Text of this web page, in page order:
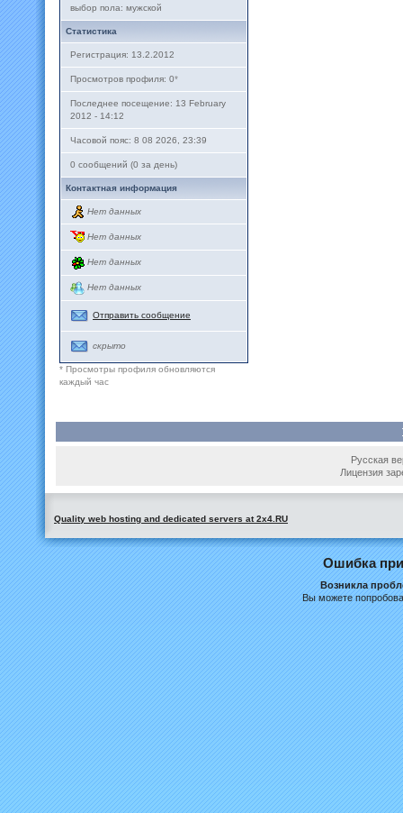
выбор пола: мужской
Статистика
Регистрация: 13.2.2012
Просмотров профиля: 0*
Последнее посещение: 13 February
2012 - 14:12
Часовой пояс: 8 08 2026, 23:39
0 сообщений (0 за день)
Контактная информация
Нет данных
Нет данных
Нет данных
Нет данных
Отправить сообщение
скрыто
* Просмотры профиля обновляются
каждый час
Русская
Лицензия
Quality web hosting and dedicated servers at 2x4.RU
Ошибка при
Возникла
Вы можете